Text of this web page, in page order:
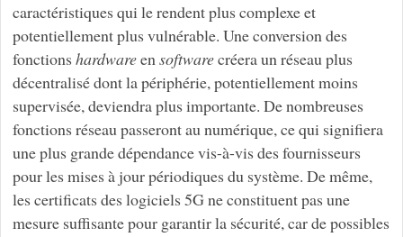
caractéristiques qui le rendent plus complexe et
potentiellement plus vulnérable. Une conversion des
fonctions hardwareensoftwarecréera un réseau plus
décentralisé dont la périphérie, potentiellement moins
supervisée, deviendra plus importante. De nombreuses
fonctions réseau passeront au numérique, ce qui signifiera
une plus grande dépendance vis-à-vis des fournisseurs
pour les mises à jour périodiques du système. De même,
les certificats des logiciels 5G ne constituent pas une
mesure suffisante pour garantir la sécurité, car de possibles